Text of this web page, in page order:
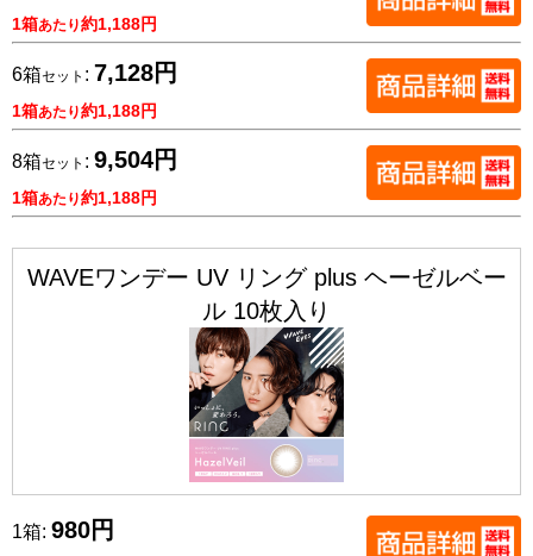
1箱あたり約1,188円
6箱セット : 7,128円
1箱あたり約1,188円
8箱セット : 9,504円
1箱あたり約1,188円
WAVEワンデー UV リング plus ヘーゼルベー
ル 10枚入り
1箱: 980円